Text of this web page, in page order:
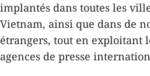
implantés dans toutes les
Vietnam, ainsi que dans de
étrangers, tout en exploitant
agences de presse